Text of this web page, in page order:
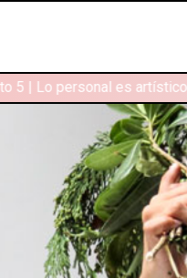
5 | Lo personal es artístico